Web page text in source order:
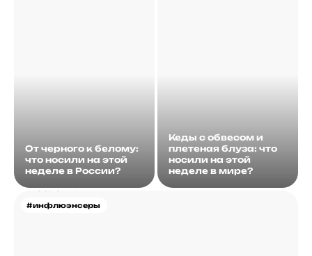
От черного к белому:
что носили на этой
неделе в России?
#инфлюэнсеры
Кеды с обвесом и
плетеная блуза: что
носили на этой
неделе в мире?